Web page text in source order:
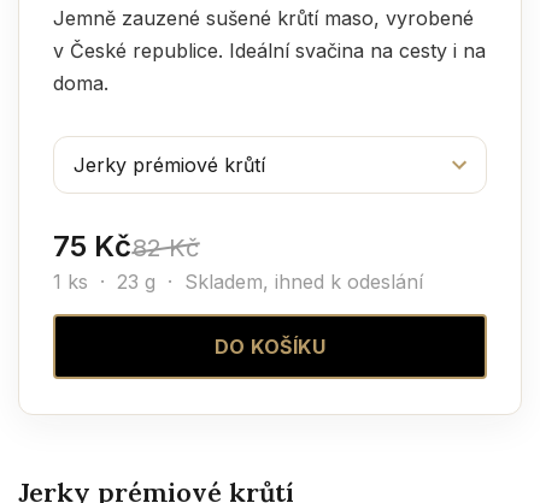
Jemně zauzené sušené krůtí maso, vyrobené
v České republice. Ideální svačina na cesty i na
doma.
75 Kč82 Kč
1 ks · 23 g · Skladem, ihned k odeslání
DO KOŠÍKU
Jerky prémiové krůtí